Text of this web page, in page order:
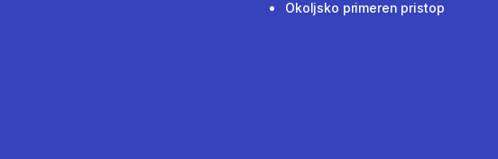
Okoljsko primeren pristop